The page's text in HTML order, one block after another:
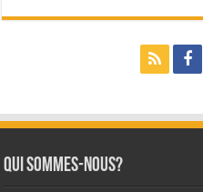
Qui sommes-nous?